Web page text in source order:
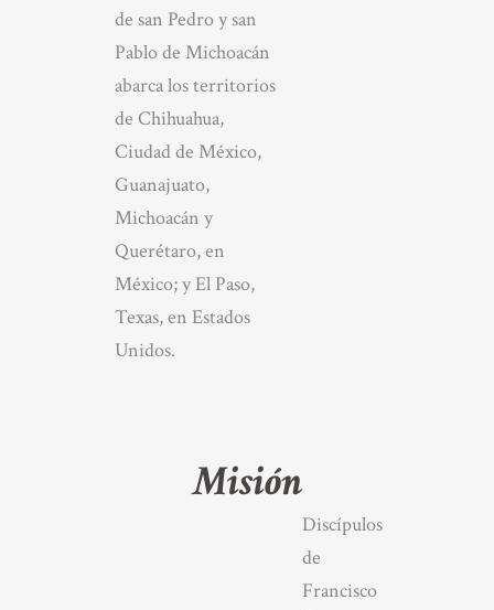
de san Pedro y san
Pablo de Michoacán
abarca los territorios
de Chihuahua,
Ciudad de México,
Guanajuato,
Michoacán y
Querétaro, en
México; y El Paso,
Texas, en Estados
Unidos.
Misión
Discípulos
de
Francisco